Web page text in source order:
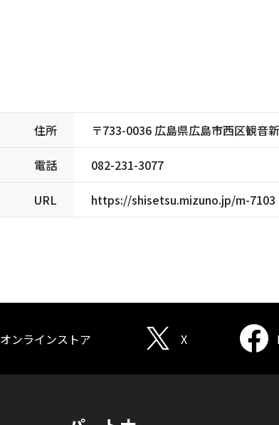
住所 〒733-0036 広島県広島市西区観音
電話 082-231-3077
URL https://shisetsu.mizuno.jp/m-7103
オンラインストア X